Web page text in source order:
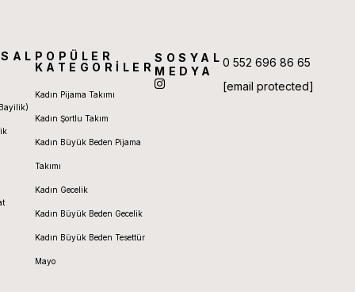
POPÜLER
KATEGORİLER
Kadın Pijama Takımı
Kadın Şortlu Takım
Kadın Büyük Beden Pijama
Takımı
Kadın Gecelik
Kadın Büyük Beden Gecelik
Kadın Büyük Beden Tesettür
Mayo
SOSYAL
MEDYA
0 552 696 86 65
[email protected]